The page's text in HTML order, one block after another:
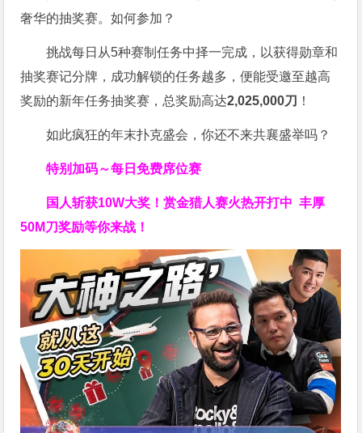
奢华的抽奖赛。如何参加？
挑战每日从5种赛制任务中择一完成，以获得勋章和
抽奖赛记分牌，成功解锁的任务越多，便能受邀至越高
奖励的新年任务抽奖赛，总奖励高达2,025,000刀 ！
如此疯狂的年末扑克盛会，你还不来共襄盛举吗？
特别加码～每日免费席位赛
国人斩获10W大奖！赏金猎人赛火热开打中 丰厚
50M刀奖励等你来战！